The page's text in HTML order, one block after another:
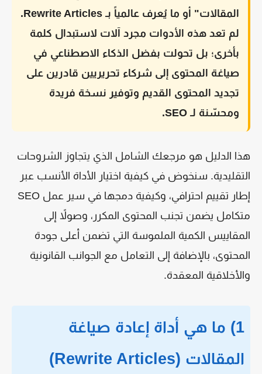
المقالات" أو ما يُعرف عالمياً بـ Rewrite Articles.
لم تعد هذه الأدوات مجرد آلات لاستبدال كلمة
بأخرى؛ بل تحولت بفضل الذكاء الاصطناعي في
صياغة المحتوى إلى شركاء تحريريين قادرين على
تجديد المحتوى القديم وتوفير نسخة فريدة
ومحسّنة لـ SEO.
هذا الدليل هو مرجعك الشامل الذي يتجاوز الشروحات
التقليدية. سنخوض في كيفية اختيار الأداة الأنسب عبر
إطار تقييم احترافي، وكيفية دمجها في سير عمل SEO
متكامل يضمن تجنب المحتوى المكرر، وصولاً إلى
المقاييس الكمية الملموسة التي تضمن أعلى جودة
المحتوى، بالإضافة إلى التعامل مع الجوانب القانونية
والأخلاقية المعقدة.
1) ما هي أداة إعادة صياغة
المقالات (Rewrite Articles)